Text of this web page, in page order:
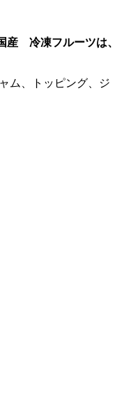
産 冷凍フルーツは、
ム、トッピング、ジ